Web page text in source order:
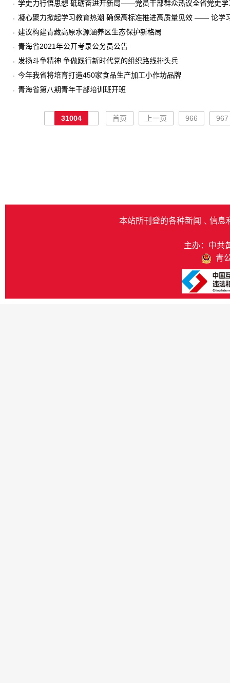
学史力行悟思想 砥砺奋进开新局——党员干部群众热议全省党史学
凝心聚力掀起学习教育热潮 确保高标准推进高质量见效 —— 论学
建议构建青藏高原水源涵养区生态保护新格局
青海省2021年公开考录公务员公告
发扬斗争精神 争做践行新时代党的组织路线排头兵
今年我省将培育打造450家食品生产加工小作坊品牌
青海省第八期青年干部培训班开班
31004 首页 上一页 966 967
本站所刊登的各种新闻﹑信息
主办：中共
青